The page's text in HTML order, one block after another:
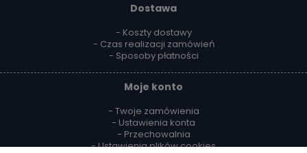
Dostawa
- Koszty dostawy
- Czas realizacji zamówień
- Sposoby płatności
Moje konto
- Twoje zamówienia
- Ustawienia konta
- Przechowalnia
- Ustawienia plików cookies